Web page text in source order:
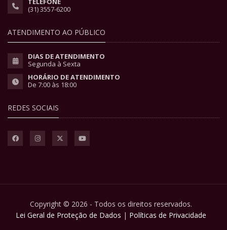
(31) 3557-6200
ATENDIMENTO AO PÚBLICO
DIAS DE ATENDIMENTO
Segunda à Sexta
HORÁRIO DE ATENDIMENTO
De 7:00 às 18:00
REDES SOCIAIS
Copyright © 2026 - Todos os direitos reservados.
Lei Geral de Proteção de Dados | Políticas de Privacidade